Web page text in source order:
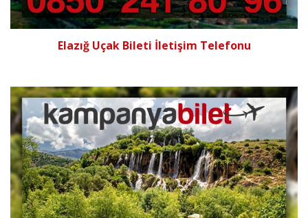
Elazığ Uçak Bileti İletişim Telefonu